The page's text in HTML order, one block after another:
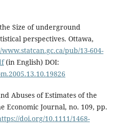
Size of underground
perspectives. Ottawa,
pub/13-604-
(in English) DOI:
Abuses of Estimates of the
Economic Journal, no. 109, pp.
doi.org/10.1111/1468-